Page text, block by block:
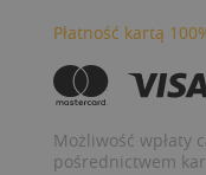
Płatność kartą
Możliwość wpłaty
pośrednictwem